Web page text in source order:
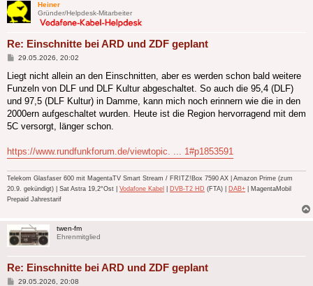
Heiner
Gründer/Helpdesk-Mitarbeiter
Re: Einschnitte bei ARD und ZDF geplant
Beitrag
29.05.2026, 20:02
Liegt nicht allein an den Einschnitten, aber es werden schon bald weitere
Funzeln von DLF und DLF Kultur abgeschaltet. So auch die 95,4 (DLF)
und 97,5 (DLF Kultur) in Damme, kann mich noch erinnern wie die in den
2000ern aufgeschaltet wurden. Heute ist die Region hervorragend mit dem
5C versorgt, länger schon.
https://www.rundfunkforum.de/viewtopic. ... 1#p1853591
Telekom Glasfaser 600 mit MagentaTV Smart Stream / FRITZ!Box 7590 AX | Amazon Prime (zum
20.9. gekündigt) | Sat Astra 19,2°Ost | Vodafone Kabel DVB-T2 HD (FTA) | DAB+ | MagentaMobil
Prepaid Jahrestarif
twen-fm
Ehrenmitglied
Re: Einschnitte bei ARD und ZDF geplant
Beitrag
29.05.2026, 20:08